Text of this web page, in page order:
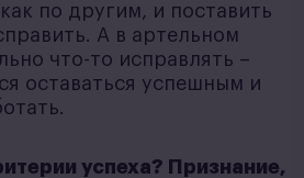
по другим, и поставить
А в артельном
что-то исправлять –
оставаться успешным и
успеха? Признание,